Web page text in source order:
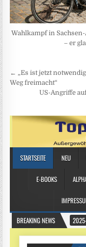
Wahlkampf in
– er
← „Es ist jetzt
Weg freimacht“
US-Angriffe